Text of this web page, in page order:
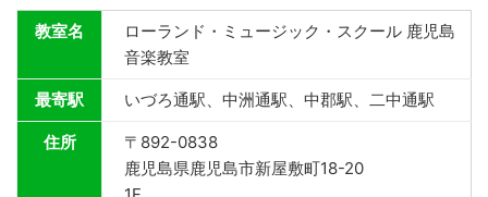
教室名
ローランド・ミュージック・スクール 鹿児島
音楽教室
最寄駅 いづろ通駅、中洲通駅、中郡駅、二中通駅
住所
〒892-0838
鹿児島県鹿児島市新屋敷町18-20